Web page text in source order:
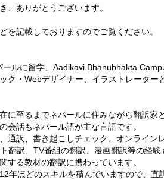
、ありがとうございます。
を記載しておりますのでご覧ください。
ールに留学、Aadikavi Bhanubhakta
ク・Webデザイナー、イラストレーター
に至るまでネパールに住みながら翻訳家
会話もネパール語が主な言語です。
通訳、書き起こしチェック、オンライン
翻訳、TV番組の翻訳、漫画翻訳等の経験
する教材の翻訳に携わっています。
年ほどのスキルを積んでいますので、直